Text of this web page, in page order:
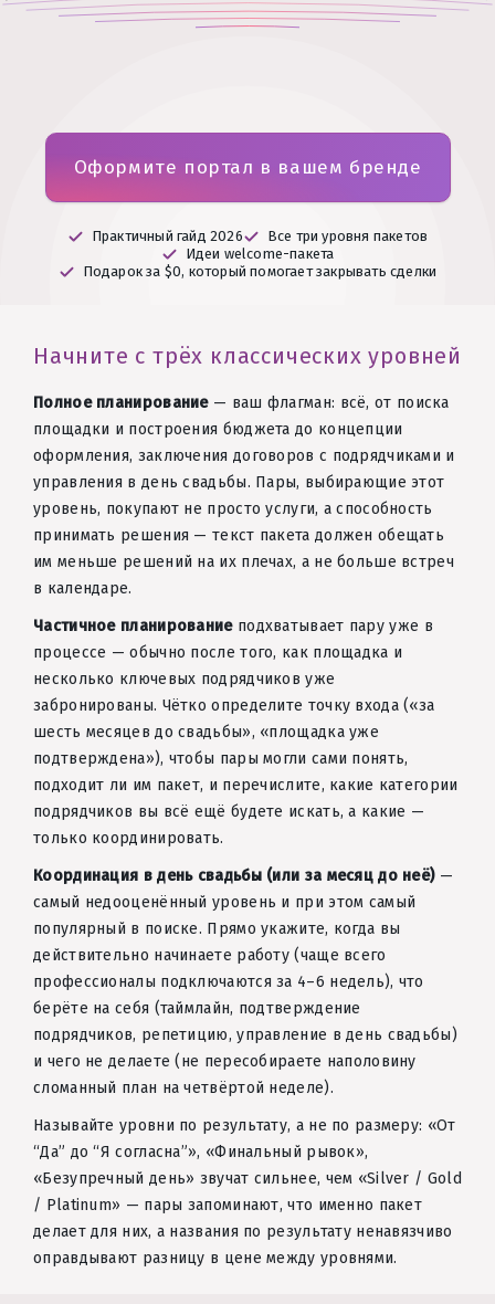
Оформите портал в вашем бренде
Практичный гайд 2026
Все три уровня пакетов
Идеи welcome-пакета
Подарок за $0, который помогает закрывать сделки
Начните с трёх классических уровней
Полное планирование— ваш флагман: всё, от поиска
площадки и построения бюджета до концепции
оформления, заключения договоров с подрядчиками и
управления в день свадьбы. Пары, выбирающие этот
уровень, покупают не просто услуги, а способность
принимать решения — текст пакета должен обещать
им меньше решений на их плечах, а не больше встреч
в календаре.
Частичное планированиеподхватывает пару уже в
процессе — обычно после того, как площадка и
несколько ключевых подрядчиков уже
забронированы. Чётко определите точку входа («за
шесть месяцев до свадьбы», «площадка уже
подтверждена»), чтобы пары могли сами понять,
подходит ли им пакет, и перечислите, какие категории
подрядчиков вы всё ещё будете искать, а какие —
только координировать.
Координация в день свадьбы (или за месяц до неё)—
самый недооценённый уровень и при этом самый
популярный в поиске. Прямо укажите, когда вы
действительно начинаете работу (чаще всего
профессионалы подключаются за 4–6 недель), что
берёте на себя (таймлайн, подтверждение
подрядчиков, репетицию, управление в день свадьбы)
и чего не делаете (не пересобираете наполовину
сломанный план на четвёртой неделе).
Называйте уровни по результату, а не по размеру: «От
“Да” до “Я согласна”», «Финальный рывок»,
«Безупречный день» звучат сильнее, чем «Silver / Gold
/ Platinum» — пары запоминают, что именно пакет
делает для них, а названия по результату ненавязчиво
оправдывают разницу в цене между уровнями.